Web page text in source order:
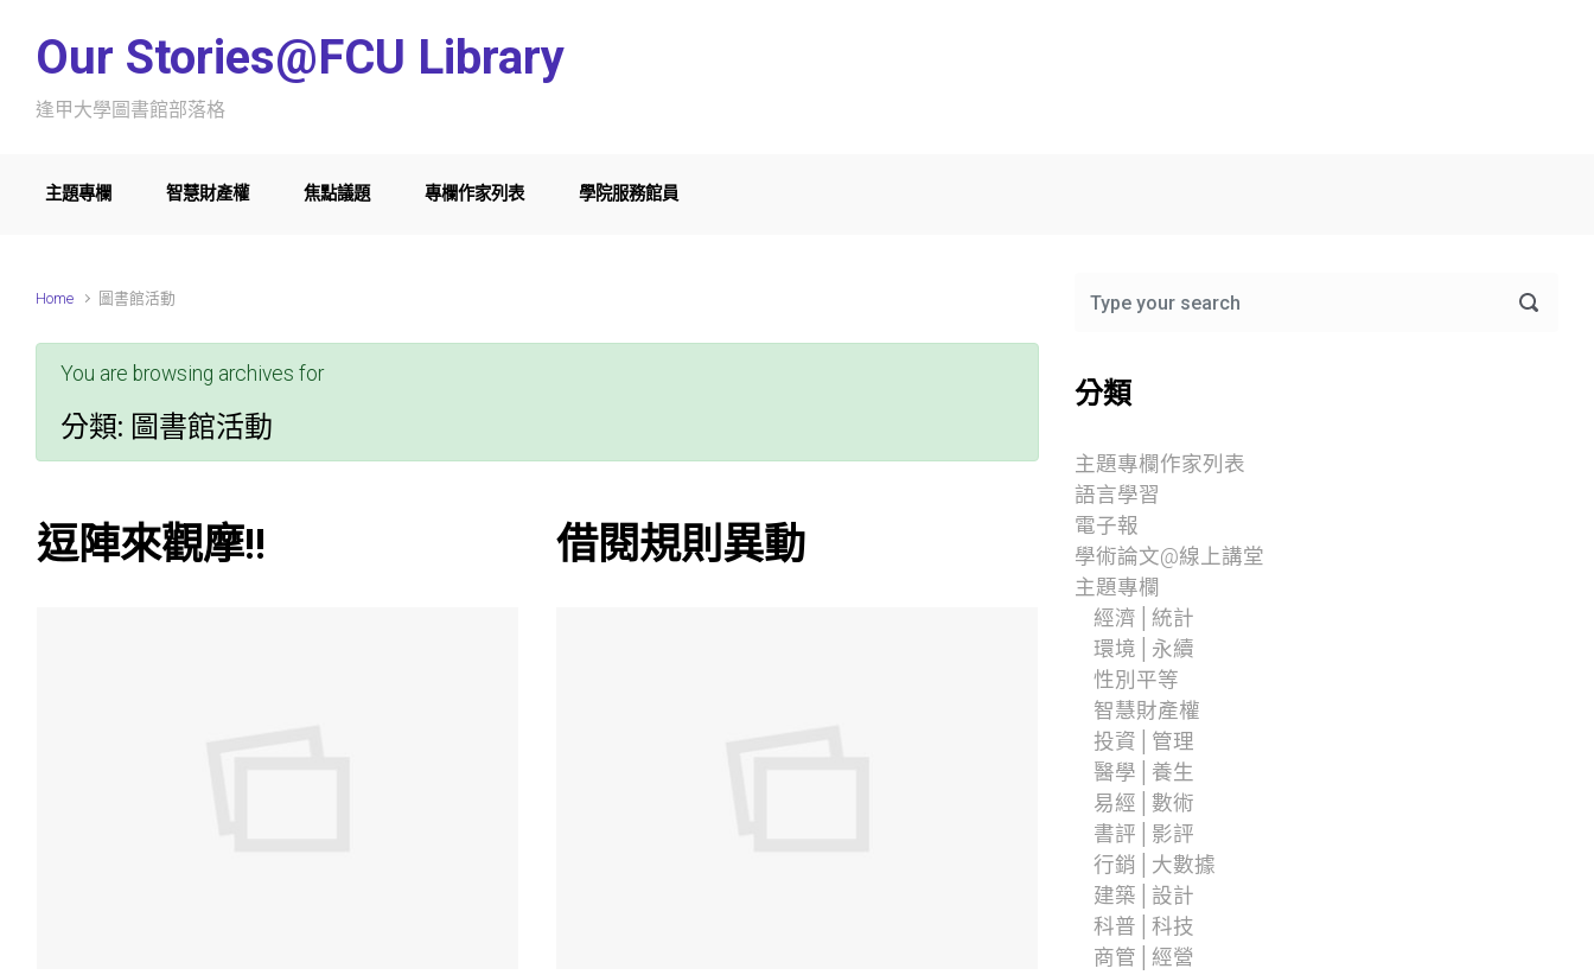
Our Stories@FCU Library
逢甲大學圖書館部落格
主題專欄 智慧財產權 焦點議題 專欄作家列表 學院服務館員
Home 圖書館活動
You are browsing archives for
分類: 圖書館活動
逗陣來觀摩!! 借閱規則異動
分類
主題專欄作家列表
語言學習
電子報
學術論文@線上講堂
主題專欄
經濟│統計
環境│永續
性別平等
智慧財產權
投資│管理
醫學│養生
易經│數術
書評│影評
行銷│大數據
建築│設計
科普│科技
商管│經營